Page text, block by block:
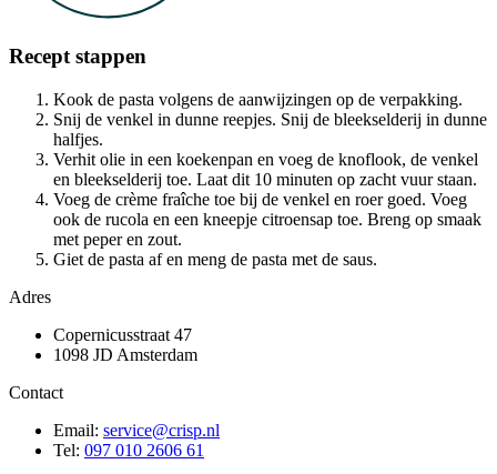
Recept stappen
Kook de pasta volgens de aanwijzingen op de verpakking.
Snij de venkel in dunne reepjes. Snij de bleekselderij in dunne
halfjes.
Verhit olie in een koekenpan en voeg de knoflook, de venkel
en bleekselderij toe. Laat dit 10 minuten op zacht vuur staan.
Voeg de crème fraîche toe bij de venkel en roer goed. Voeg
ook de rucola en een kneepje citroensap toe. Breng op smaak
met peper en zout.
Giet de pasta af en meng de pasta met de saus.
Adres
Copernicusstraat 47
1098 JD Amsterdam
Contact
Email: service@crisp.nl
Tel: 097 010 2606 61